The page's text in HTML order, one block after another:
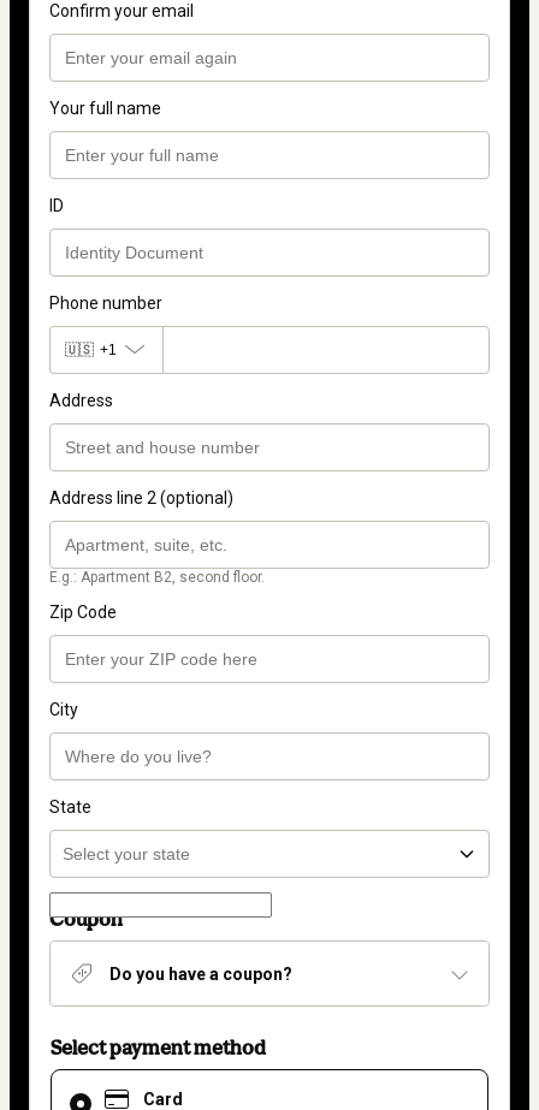
Confirm your email
Your full name
ID
Phone number
🇺🇸 +1
Address
Address line 2 (optional)
E.g.: Apartment B2, second floor.
Zip Code
City
State
Coupon
Do you have a coupon?
Select payment method
Card
Card
selected